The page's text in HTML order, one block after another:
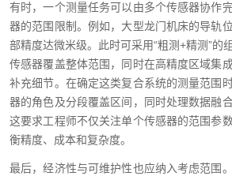
有时，一个测量任务可以由多个传感器协作
器的范围限制。例如，大型龙门机床的导轨
部精度达微米级。此时可采用“粗测+精测”的
传感器覆盖整体范围，同时在高精度区域集
补充细节。在确定这类复合系统的测量范围
器的角色及分段覆盖区间，同时处理数据融
这要求工程师不仅关注单个传感器的范围参
衡精度、成本和复杂度。
最后，经济性与可维护性也应纳入考虑范围